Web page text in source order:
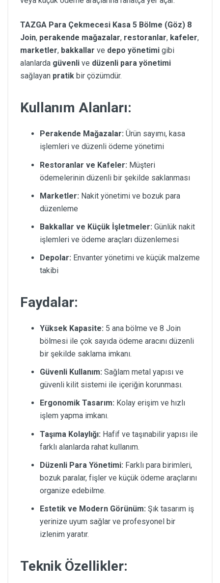
TAZGA Para Çekmecesi Kasa 5 Bölme (Göz) 8
Join, perakende mağazalar, restoranlar, kafeler,
marketler, bakkallar ve depo yönetimi gibi
alanlarda güvenli ve düzenli para yönetimi
sağlayan pratik bir çözümdür.
Kullanım Alanları:
Perakende Mağazalar: Ürün sayımı, kasa
işlemleri ve düzenli ödeme yönetimi
Restoranlar ve Kafeler: Müşteri
ödemelerinin düzenli bir şekilde saklanması
Marketler: Nakit yönetimi ve bozuk para
düzenleme
Bakkallar ve Küçük İşletmeler: Günlük nakit
işlemleri ve ödeme araçları düzenlemesi
Depolar: Envanter yönetimi ve küçük malzeme
takibi
Faydalar:
Yüksek Kapasite: 5 ana bölme ve 8 Join
bölmesi ile çok sayıda ödeme aracını düzenli
bir şekilde saklama imkanı.
Güvenli Kullanım: Sağlam metal yapısı ve
güvenli kilit sistemi ile içeriğin korunması.
Ergonomik Tasarım: Kolay erişim ve hızlı
işlem yapma imkanı.
Taşıma Kolaylığı: Hafif ve taşınabilir yapısı ile
farklı alanlarda rahat kullanım.
Düzenli Para Yönetimi: Farklı para birimleri,
bozuk paralar, fişler ve küçük ödeme araçlarını
organize edebilme.
Estetik ve Modern Görünüm: Şık tasarım iş
yerinize uyum sağlar ve profesyonel bir
izlenim yaratır.
Teknik Özellikler: